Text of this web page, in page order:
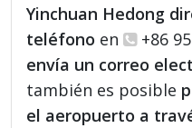
Yinchuan Hedong
teléfono en
+86
envía un correo
también es posible
el aeropuerto a